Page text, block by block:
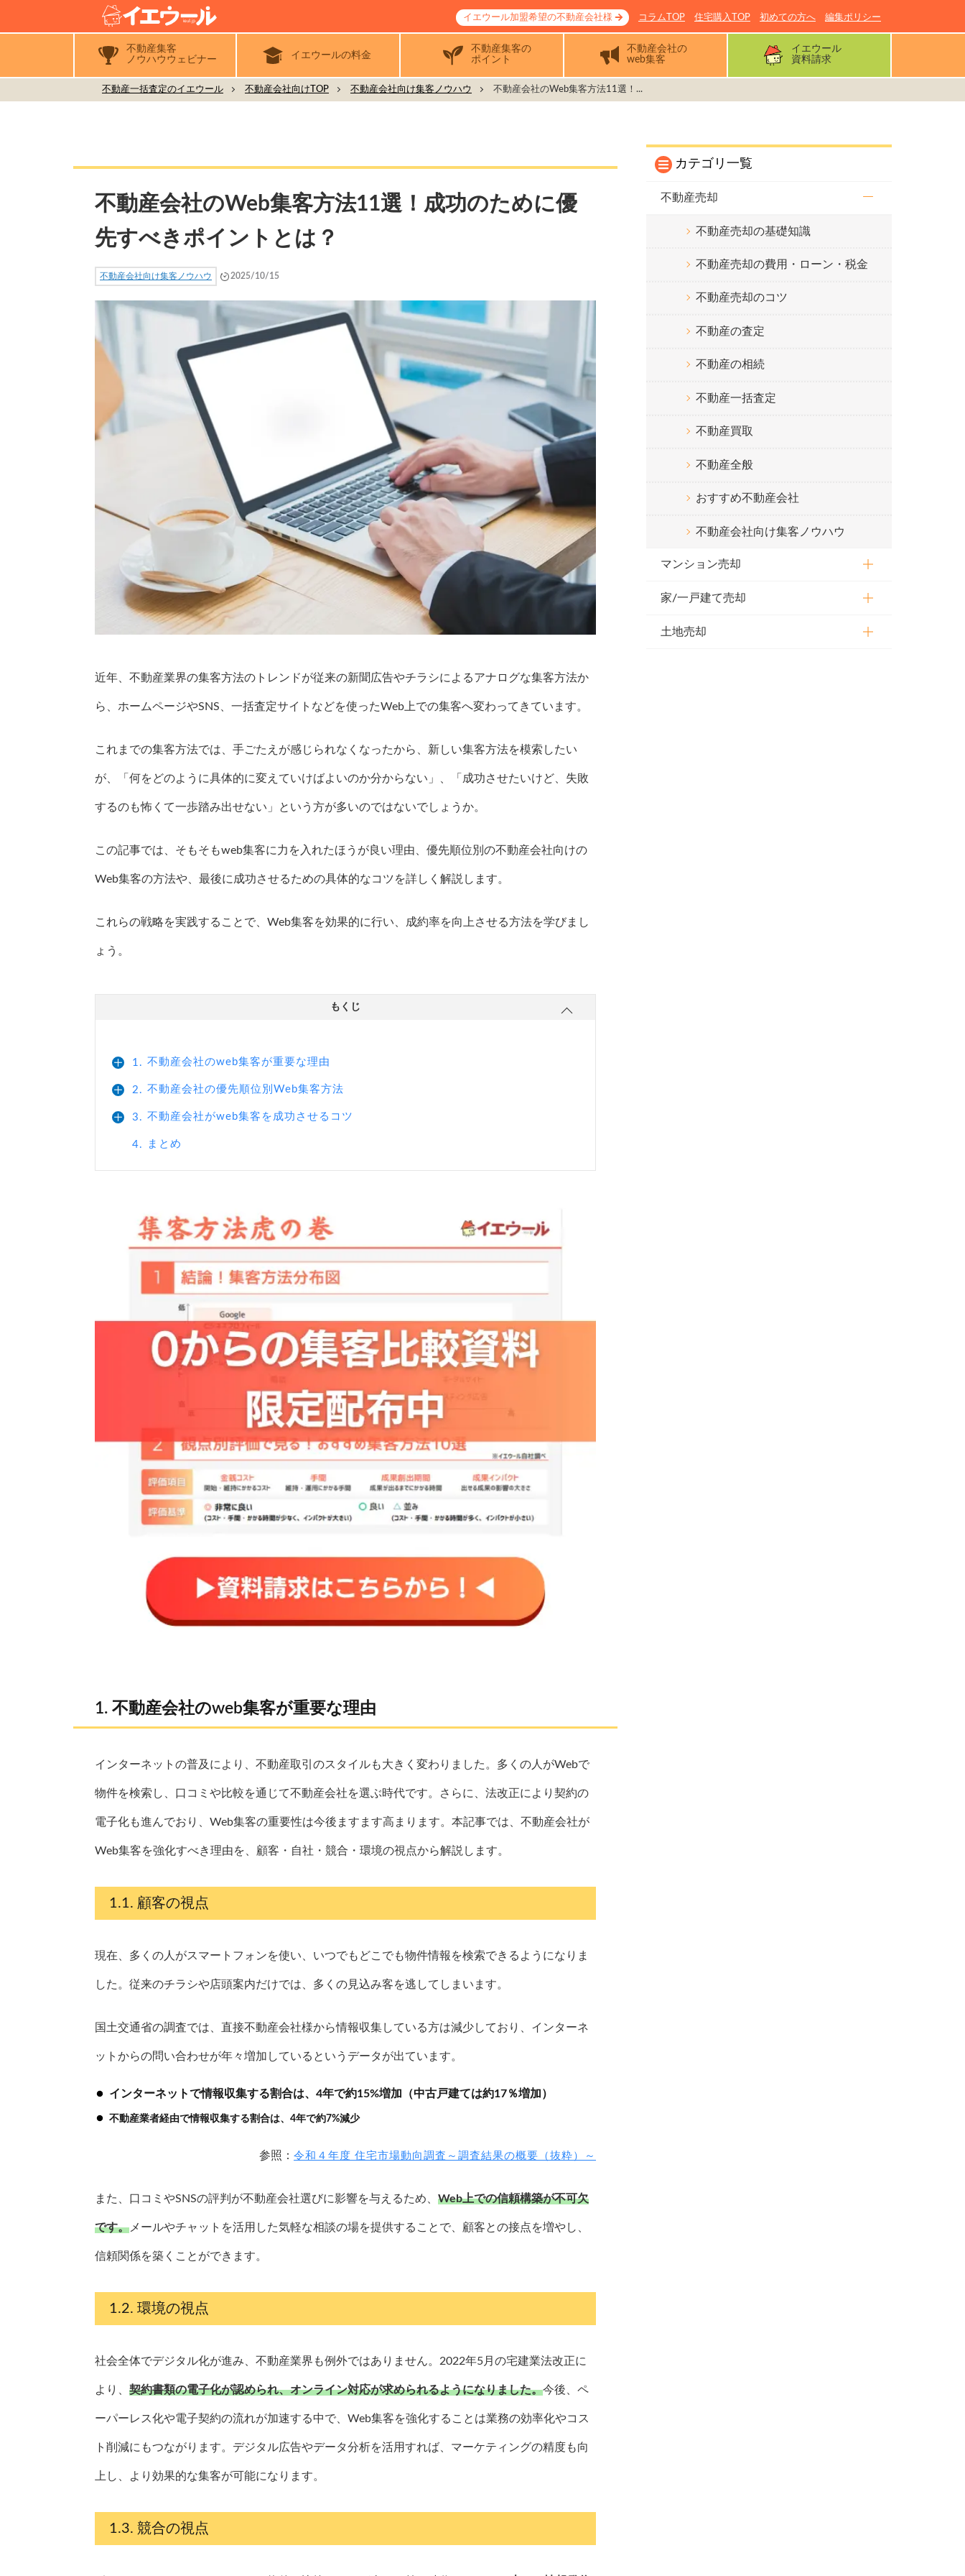
イエウール加盟希望の不動産会社様 コラムTOP 住宅購入TOP 初めての方へ 編集ポリシー
不動産集客
ノウハウウェビナー
イエウールの料金
不動産集客の
ポイント
不動産会社の
web集客
イエウール
資料請求
不動産一括査定のイエウール 不動産会社向けTOP 不動産会社向け集客ノウハウ 不動産会社のWeb集客方法11選！...
不動産会社のWeb集客方法11選！成功のために優
先すべきポイントとは？
不動産会社向け集客ノウハウ 2025/10/15
近年、不動産業界の集客方法のトレンドが従来の新聞広告やチラシによるアナログな集客方法か
ら、ホームページやSNS、一括査定サイトなどを使ったWeb上での集客へ変わってきています。
これまでの集客方法では、手ごたえが感じられなくなったから、新しい集客方法を模索したい
が、「何をどのように具体的に変えていけばよいのか分からない」、「成功させたいけど、失敗
するのも怖くて一歩踏み出せない」という方が多いのではないでしょうか。
この記事では、そもそもweb集客に力を入れたほうが良い理由、優先順位別の不動産会社向けの
Web集客の方法や、最後に成功させるための具体的なコツを詳しく解説します。
これらの戦略を実践することで、Web集客を効果的に行い、成約率を向上させる方法を学びまし
ょう。
もくじ
1. 不動産会社のweb集客が重要な理由
2. 不動産会社の優先順位別Web集客方法
3. 不動産会社がweb集客を成功させるコツ
4. まとめ
不動産会社のweb集客が重要な理由
インターネットの普及により、不動産取引のスタイルも大きく変わりました。多くの人がWebで
物件を検索し、口コミや比較を通じて不動産会社を選ぶ時代です。さらに、法改正により契約の
電子化も進んでおり、Web集客の重要性は今後ますます高まります。本記事では、不動産会社が
Web集客を強化すべき理由を、顧客・自社・競合・環境の視点から解説します。
顧客の視点
現在、多くの人がスマートフォンを使い、いつでもどこでも物件情報を検索できるようになりま
した。従来のチラシや店頭案内だけでは、多くの見込み客を逃してしまいます。
国土交通省の調査では、直接不動産会社様から情報収集している方は減少しており、インターネ
ットからの問い合わせが年々増加しているというデータが出ています。
インターネットで情報収集する割合は、4年で約15%増加 （中古戸建ては約17％増加）
不動産業者経由で情報収集する割合は、4年で約7%減少
参照： 令和４年度 住宅市場動向調査～調査結果の概要（抜粋）～
また、口コミやSNSの評判が不動産会社選びに影響を与えるため、 Web上での信頼構築が不可欠
です。 メールやチャットを活用した気軽な相談の場を提供することで、顧客との接点を増やし、
信頼関係を築くことができます。
環境の視点
社会全体でデジタル化が進み、不動産業界も例外ではありません。2022年5月の宅建業法改正に
より、 契約書類の電子化が認められ、オンライン対応が求められるようになりました。今後、ペ
ーパーレス化や電子契約の流れが加速する中で、Web集客を強化することは業務の効率化やコス
ト削減にもつながります。デジタル広告やデータ分析を活用すれば、マーケティングの精度も向
上し、より効果的な集客が可能になります。
競合の視点
カテゴリ一覧
不動産売却
不動産売却の基礎知識
不動産売却の費用・ローン・税金
不動産売却のコツ
不動産の査定
不動産の相続
不動産一括査定
不動産買取
不動産全般
おすすめ不動産会社
不動産会社向け集客ノウハウ
マンション売却
家/一戸建て売却
土地売却